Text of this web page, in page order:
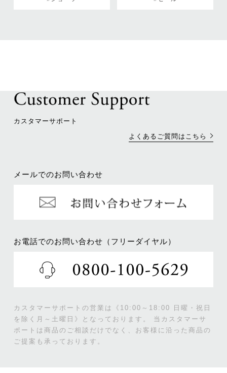
カスタマーサポート
よくあるご質問はこちら
メールでのお問い合わせ
お電話でのお問い合わせ（フリーダイヤル）
カスタマーサポートの営業は《10:00～18:00 日曜・祝日
を除く月～土曜日》となっております。
当カスタマーサ
ポートは商品のご相談だけでなく、お客様に沿った商品の
ご提案も承っております。